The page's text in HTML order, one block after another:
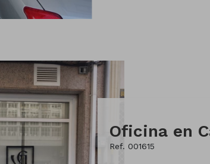
Ref. 001615